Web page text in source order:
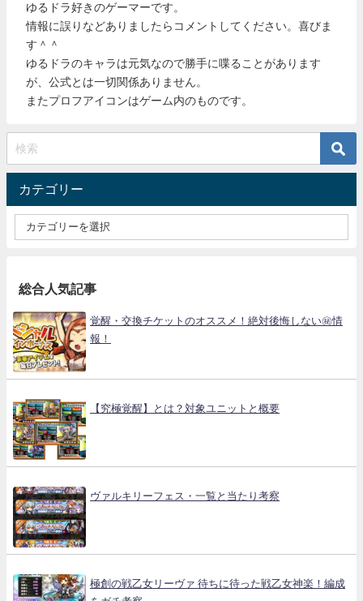
ゆるドラ好きのゲーマーです。
情報に誤りなどありましたらコメントしてください。喜びま
す＾＾
ゆるドラのキャラは元気なので勝手に喋ることがあります
が、公式とは一切関係ありません。
またプロフアイコンはゲーム内のものです。
カテゴリー
総合人気記事
覚醒・交換チケットのオススメ！絶対後悔しない㊙情
報！
【究極覚醒】とは？対象ユニットと概要
ヴァルキリーフェス・一覧と当たり考察
極創の戦乙女リーヴァ 待ちに待った戦乙女神楽！編成